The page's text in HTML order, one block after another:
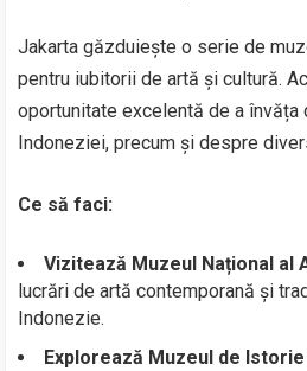
Jakarta găzduiește o serie de
pentru iubitorii de artă și cultură.
oportunitate excelentă de a
Indoneziei, precum și despre
Ce să faci:
Vizitează Muzeul Național al
lucrări de artă contemporană și
Indonezie.
Explorează Muzeul de